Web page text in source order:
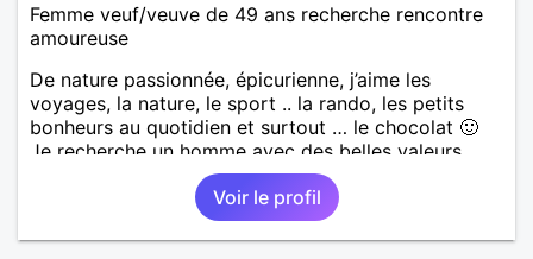
Femme veuf/veuve de 49 ans recherche rencontre
amoureuse
De nature passionnée, épicurienne, j’aime les
voyages, la nature, le sport .. la rando, les petits
bonheurs au quotidien et surtout … le chocolat 🙂
Je recherche un homme avec des belles valeurs,
respectueux, bienveillant. Une jolie rencontre, un
feeling, une connexion, pour vivre une belle histoire
d’amour et profiter de ce que la vie peut nous offrir
de plus beau en retour. Je tiens à préciser, que je
Voir le profil